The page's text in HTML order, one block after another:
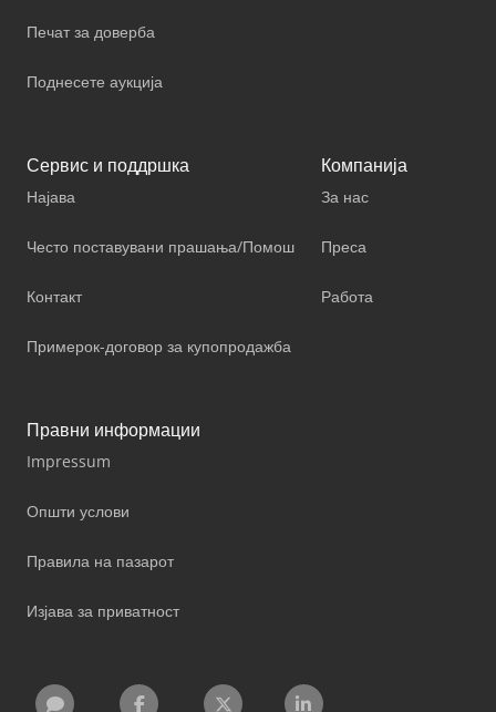
Печат за доверба
Поднесете аукција
Сервис и поддршка
Најава
Често поставувани прашања/Помош
Контакт
Примерок-договор за купопродажба
Компанија
За нас
Преса
Работа
Правни информации
Impressum
Општи услови
Правила на пазарот
Изјава за приватност